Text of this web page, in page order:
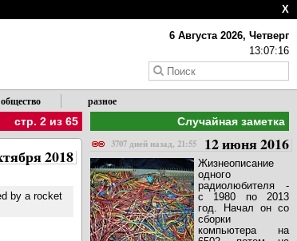
X
6 Августа 2026, Четверг
13:07:16
общество разное
стр. 2 из 65
2018
by a rocket
Случайная заметка
3707 дней назад, 21:55
12 июня 2016
Жизнеописание
одного
радиолюбителя -
с 1980 по 2013
год. Начал он со
сборки
компьютера на